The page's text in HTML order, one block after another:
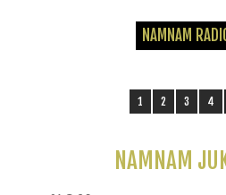
NAMNAM
1 2 3 4
NAMNAM